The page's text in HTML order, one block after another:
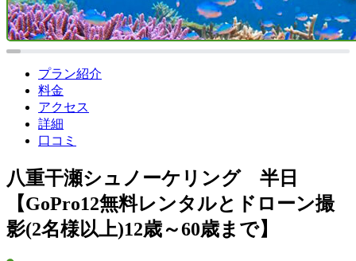
プラン紹介
料金
アクセス
詳細
口コミ
八重干瀬シュノーケリング 半日
【GoPro12無料レンタルとドローン撮
影(2名様以上)12歳～60歳まで】